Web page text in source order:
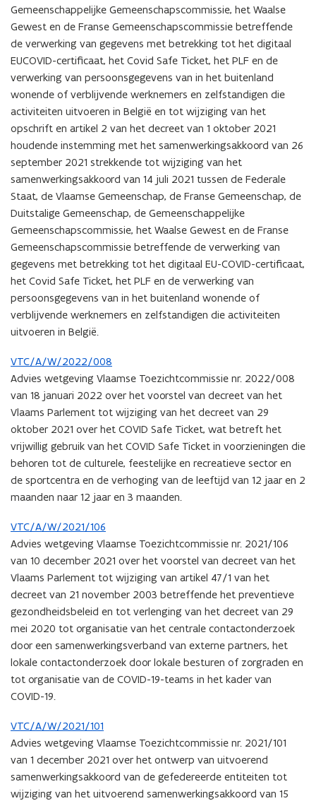
Gemeenschappelijke Gemeenschapscommissie, het Waalse
Gewest en de Franse Gemeenschapscommissie betreffende
de verwerking van gegevens met betrekking tot het digitaal
EUCOVID-certificaat, het Covid Safe Ticket, het PLF en de
verwerking van persoonsgegevens van in het buitenland
wonende of verblijvende werknemers en zelfstandigen die
activiteiten uitvoeren in België en tot wijziging van het
opschrift en artikel 2 van het decreet van 1 oktober 2021
houdende instemming met het samenwerkingsakkoord van 26
september 2021 strekkende tot wijziging van het
samenwerkingsakkoord van 14 juli 2021 tussen de Federale
Staat, de Vlaamse Gemeenschap, de Franse Gemeenschap, de
Duitstalige Gemeenschap, de Gemeenschappelijke
Gemeenschapscommissie, het Waalse Gewest en de Franse
Gemeenschapscommissie betreffende de verwerking van
gegevens met betrekking tot het digitaal EU-COVID-certificaat,
het Covid Safe Ticket, het PLF en de verwerking van
persoonsgegevens van in het buitenland wonende of
verblijvende werknemers en zelfstandigen die activiteiten
uitvoeren in België.
VTC/A/W/2022/008
Advies wetgeving Vlaamse Toezichtcommissie nr. 2022/008
van 18 januari 2022 over het voorstel van decreet van het
Vlaams Parlement tot wijziging van het decreet van 29
oktober 2021 over het COVID Safe Ticket, wat betreft het
vrijwillig gebruik van het COVID Safe Ticket in voorzieningen die
behoren tot de culturele, feestelijke en recreatieve sector en
de sportcentra en de verhoging van de leeftijd van 12 jaar en 2
maanden naar 12 jaar en 3 maanden.
VTC/A/W/2021/106
Advies wetgeving Vlaamse Toezichtcommissie nr. 2021/106
van 10 december 2021 over het voorstel van decreet van het
Vlaams Parlement tot wijziging van artikel 47/1 van het
decreet van 21 november 2003 betreffende het preventieve
gezondheidsbeleid en tot verlenging van het decreet van 29
mei 2020 tot organisatie van het centrale contactonderzoek
door een samenwerkingsverband van externe partners, het
lokale contactonderzoek door lokale besturen of zorgraden en
tot organisatie van de COVID-19-teams in het kader van
COVID-19.
VTC/A/W/2021/101
Advies wetgeving Vlaamse Toezichtcommissie nr. 2021/101
van 1 december 2021 over het ontwerp van uitvoerend
samenwerkingsakkoord van de gefedereerde entiteiten tot
wijziging van het uitvoerend samenwerkingsakkoord van 15